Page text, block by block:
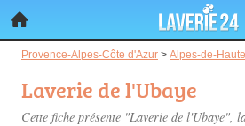
Provence-Alpes-Côte d'Azur > Alpes-de-
Laverie de l'Ubaye
Cette fiche présente "Laverie de l'Ubaye",